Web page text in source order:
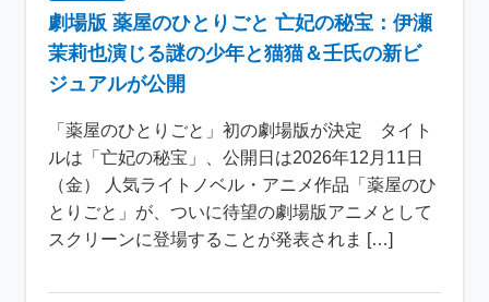
劇場版 薬屋のひとりごと 亡妃の秘宝：伊瀬
茉莉也演じる謎の少年と猫猫＆壬氏の新ビ
ジュアルが公開
「薬屋のひとりごと」初の劇場版が決定 タイト
ルは「亡妃の秘宝」、公開日は2026年12月11日
（金） 人気ライトノベル・アニメ作品「薬屋のひ
とりごと」が、ついに待望の劇場版アニメとして
スクリーンに登場することが発表されま […]